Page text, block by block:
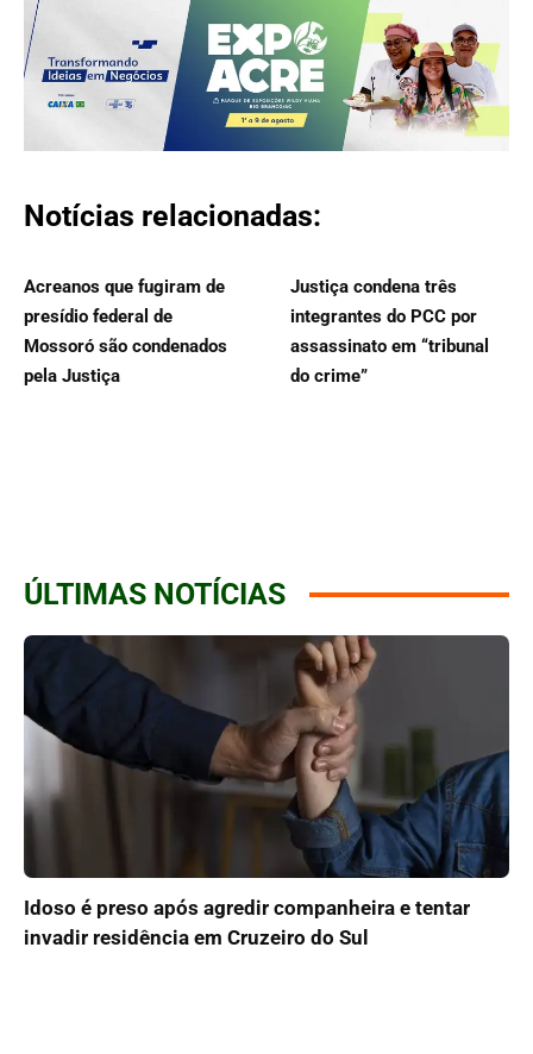
Notícias relacionadas:
Acreanos que fugiram de
presídio federal de
Mossoró são condenados
pela Justiça
Justiça condena três
integrantes do PCC por
assassinato em “tribunal
do crime”
ÚLTIMAS NOTÍCIAS
Idoso é preso após agredir companheira e tentar
invadir residência em Cruzeiro do Sul